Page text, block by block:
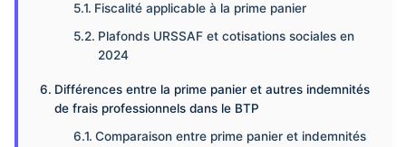
Fiscalité applicable à la prime panier
Plafonds URSSAF et cotisations sociales en
2024
Différences entre la prime panier et autres indemnités
de frais professionnels dans le BTP
Comparaison entre prime panier et indemnités